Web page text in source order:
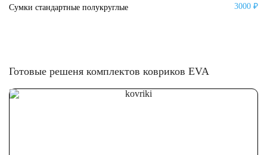
Сумки стандартные полукруглые 3000 ₽
Готовые решеня комплектов ковриков EVA